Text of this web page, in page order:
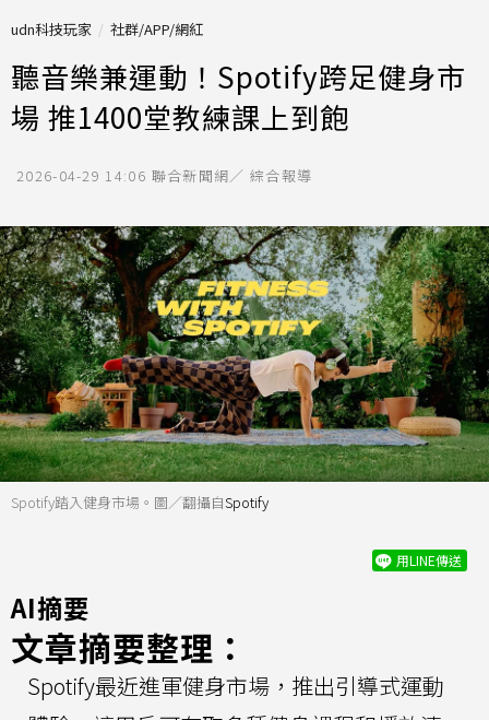
udn科技玩家 社群/APP/網紅
聽音樂兼運動！Spotify跨足健身市
場 推1400堂教練課上到飽
2026-04-29 14:06 聯合新聞網／ 綜合報導
Spotify踏入健身市場。圖／翻攝自Spotify
用LINE傳送
AI摘要
文章摘要整理：
Spotify最近進軍健身市場，推出引導式運動